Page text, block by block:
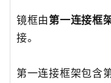
镜框由第一连接框
接。
第一连接框架包含